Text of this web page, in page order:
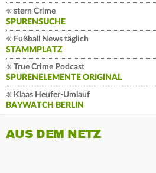
stern Crime
SPURENSUCHE
Fußball News täglich
STAMMPLATZ
True Crime Podcast
SPURENELEMENTE ORIGINAL
Klaas Heufer-Umlauf
BAYWATCH BERLIN
AUS DEM NETZ